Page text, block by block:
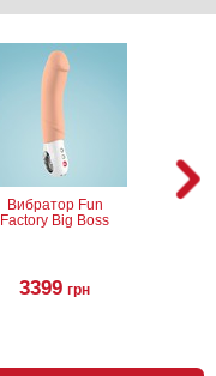
Вибратор Fun
Factory Big Boss
3399 грн